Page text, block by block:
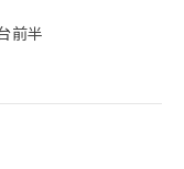
前半